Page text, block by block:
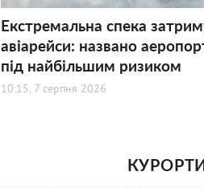
Екстремальна спека
авіарейси: названо
під найбільшим ризиком
10:15, 7 серпня 2026